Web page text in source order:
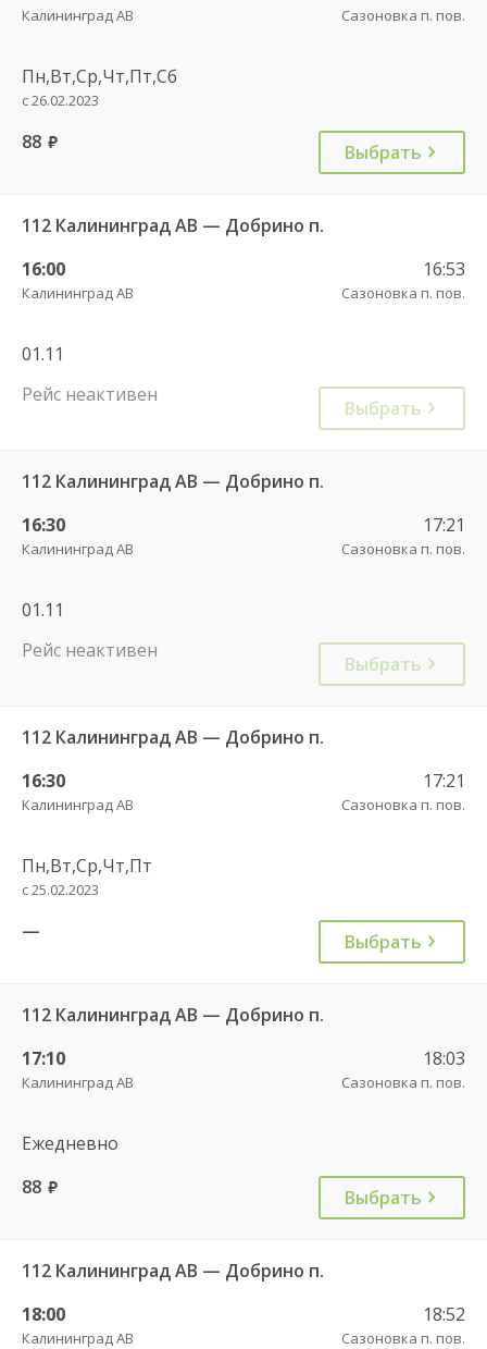
Калининград АВ Сазоновка п. пов.
Пн,Вт,Ср,Чт,Пт,Сб
с 26.02.2023
88 руб. Выбрать
112 Калининград АВ — Добрино п.
16:00
Калининград АВ
16:53
Сазоновка п. пов.
01.11
Рейс неактивен
Выбрать
112 Калининград АВ — Добрино п.
16:30
Калининград АВ
17:21
Сазоновка п. пов.
01.11
Рейс неактивен
Выбрать
112 Калининград АВ — Добрино п.
16:30
Калининград АВ
17:21
Сазоновка п. пов.
Пн,Вт,Ср,Чт,Пт
с 25.02.2023
— Выбрать
112 Калининград АВ — Добрино п.
17:10
Калининград АВ
18:03
Сазоновка п. пов.
Ежедневно
88 руб. Выбрать
112 Калининград АВ — Добрино п.
18:00
Калининград АВ
18:52
Сазоновка п. пов.